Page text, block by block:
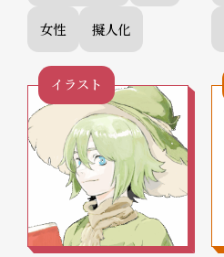
女性 擬人化
イラスト